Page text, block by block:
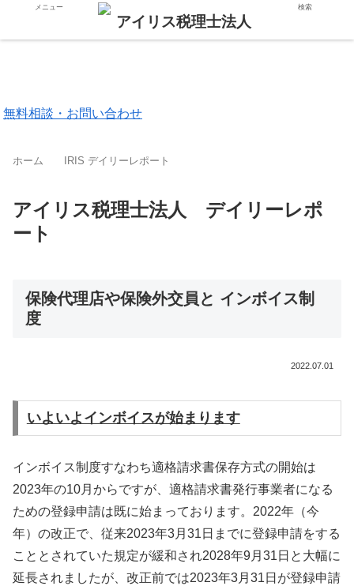
無料相談・お問い合わせ
ホーム IRIS デイリーレポート
アイリス税理士法人 デイリーレポ
ート
保険代理店や保険外交員と インボイス制
度
2022.07.01
いよいよインボイスが始まります
インボイス制度すなわち適格請求書保存方式の開始は
2023年の10月からですが、適格請求書発行事業者になる
ための登録申請は既に始まっております。2022年（今
年）の改正で、従来2023年3月31日までに登録申請をする
こととされていた規定が緩和され2028年9月31日と大幅に
延長されましたが、改正前では2023年3月31日が登録申請
メニュー 検索